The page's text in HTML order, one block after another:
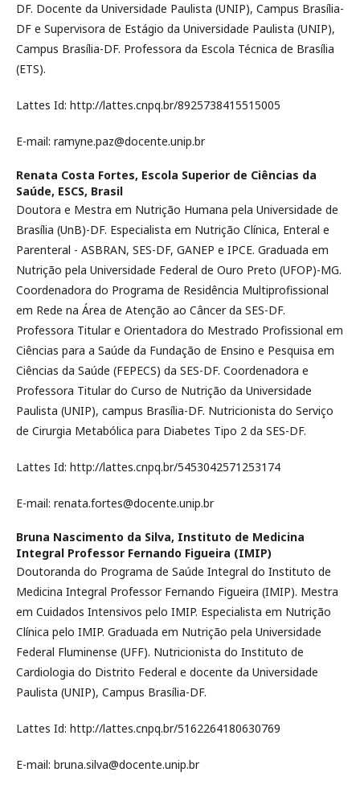
DF. Docente da Universidade Paulista (UNIP), Campus Brasília-
DF e Supervisora de Estágio da Universidade Paulista (UNIP),
Campus Brasília-DF. Professora da Escola Técnica de Brasília
(ETS).
Lattes Id: http://lattes.cnpq.br/8925738415515005
E-mail: ramyne.paz@docente.unip.br
Renata Costa Fortes, Escola Superior de Ciências da
Saúde, ESCS, Brasil
Doutora e Mestra em Nutrição Humana pela Universidade de
Brasília (UnB)-DF. Especialista em Nutrição Clínica, Enteral e
Parenteral - ASBRAN, SES-DF, GANEP e IPCE. Graduada em
Nutrição pela Universidade Federal de Ouro Preto (UFOP)-MG.
Coordenadora do Programa de Residência Multiprofissional
em Rede na Área de Atenção ao Câncer da SES-DF.
Professora Titular e Orientadora do Mestrado Profissional em
Ciências para a Saúde da Fundação de Ensino e Pesquisa em
Ciências da Saúde (FEPECS) da SES-DF. Coordenadora e
Professora Titular do Curso de Nutrição da Universidade
Paulista (UNIP), campus Brasília-DF. Nutricionista do Serviço
de Cirurgia Metabólica para Diabetes Tipo 2 da SES-DF.
Lattes Id: http://lattes.cnpq.br/5453042571253174
E-mail: renata.fortes@docente.unip.br
Bruna Nascimento da Silva, Instituto de Medicina
Integral Professor Fernando Figueira (IMIP)
Doutoranda do Programa de Saúde Integral do Instituto de
Medicina Integral Professor Fernando Figueira (IMIP). Mestra
em Cuidados Intensivos pelo IMIP. Especialista em Nutrição
Clínica pelo IMIP. Graduada em Nutrição pela Universidade
Federal Fluminense (UFF). Nutricionista do Instituto de
Cardiologia do Distrito Federal e docente da Universidade
Paulista (UNIP), Campus Brasília-DF.
Lattes Id: http://lattes.cnpq.br/5162264180630769
E-mail: bruna.silva@docente.unip.br